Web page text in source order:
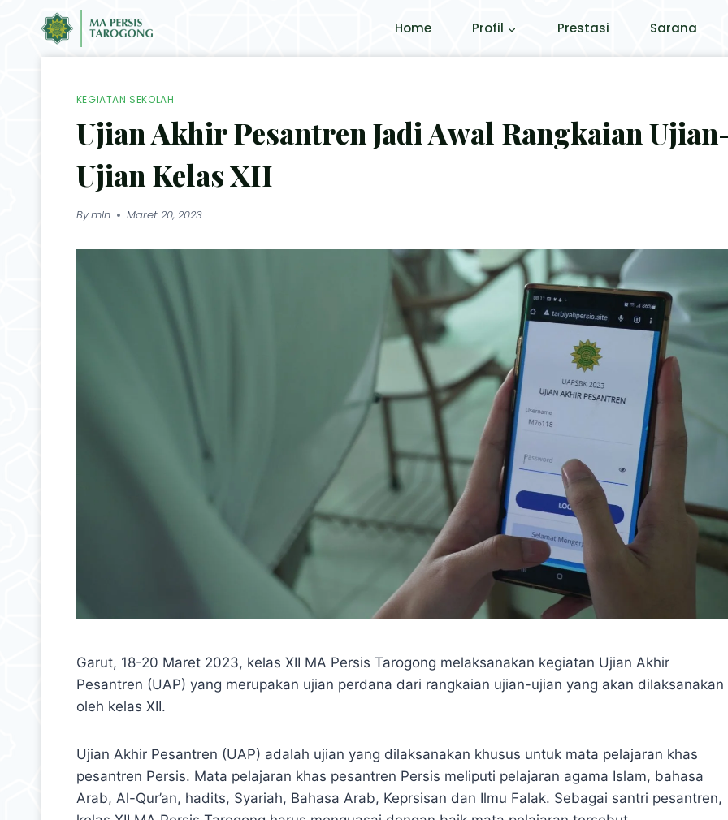
Home Profil Prestasi Sarana
KEGIATAN SEKOLAH
Ujian Akhir Pesantren Jadi Awal Rangkaian
Ujian Kelas XII
Bymln Maret 20, 2023
Garut, 18-20 Maret 2023, kelas XII MA Persis Tarogong melaksanakan kegiatan Ujian Akhir
Pesantren (UAP) yang merupakan ujian perdana dari rangkaian ujian-ujian yang akan dilaksanakan
oleh kelas XII.
Ujian Akhir Pesantren (UAP) adalah ujian yang dilaksanakan khusus untuk mata pelajaran khas
pesantren Persis. Mata pelajaran khas pesantren Persis meliputi pelajaran agama Islam, bahasa
Arab, Al-Qur’an, hadits, Syariah, Bahasa Arab, Keprsisan dan Ilmu Falak. Sebagai santri pesantren,